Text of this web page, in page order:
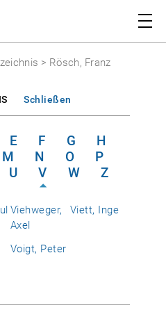
> Rösch, Franz
Schließen
E F G
H
M N O
P
U V W Z
Viehweger,
Axel
Viett, Inge
Voigt, Peter